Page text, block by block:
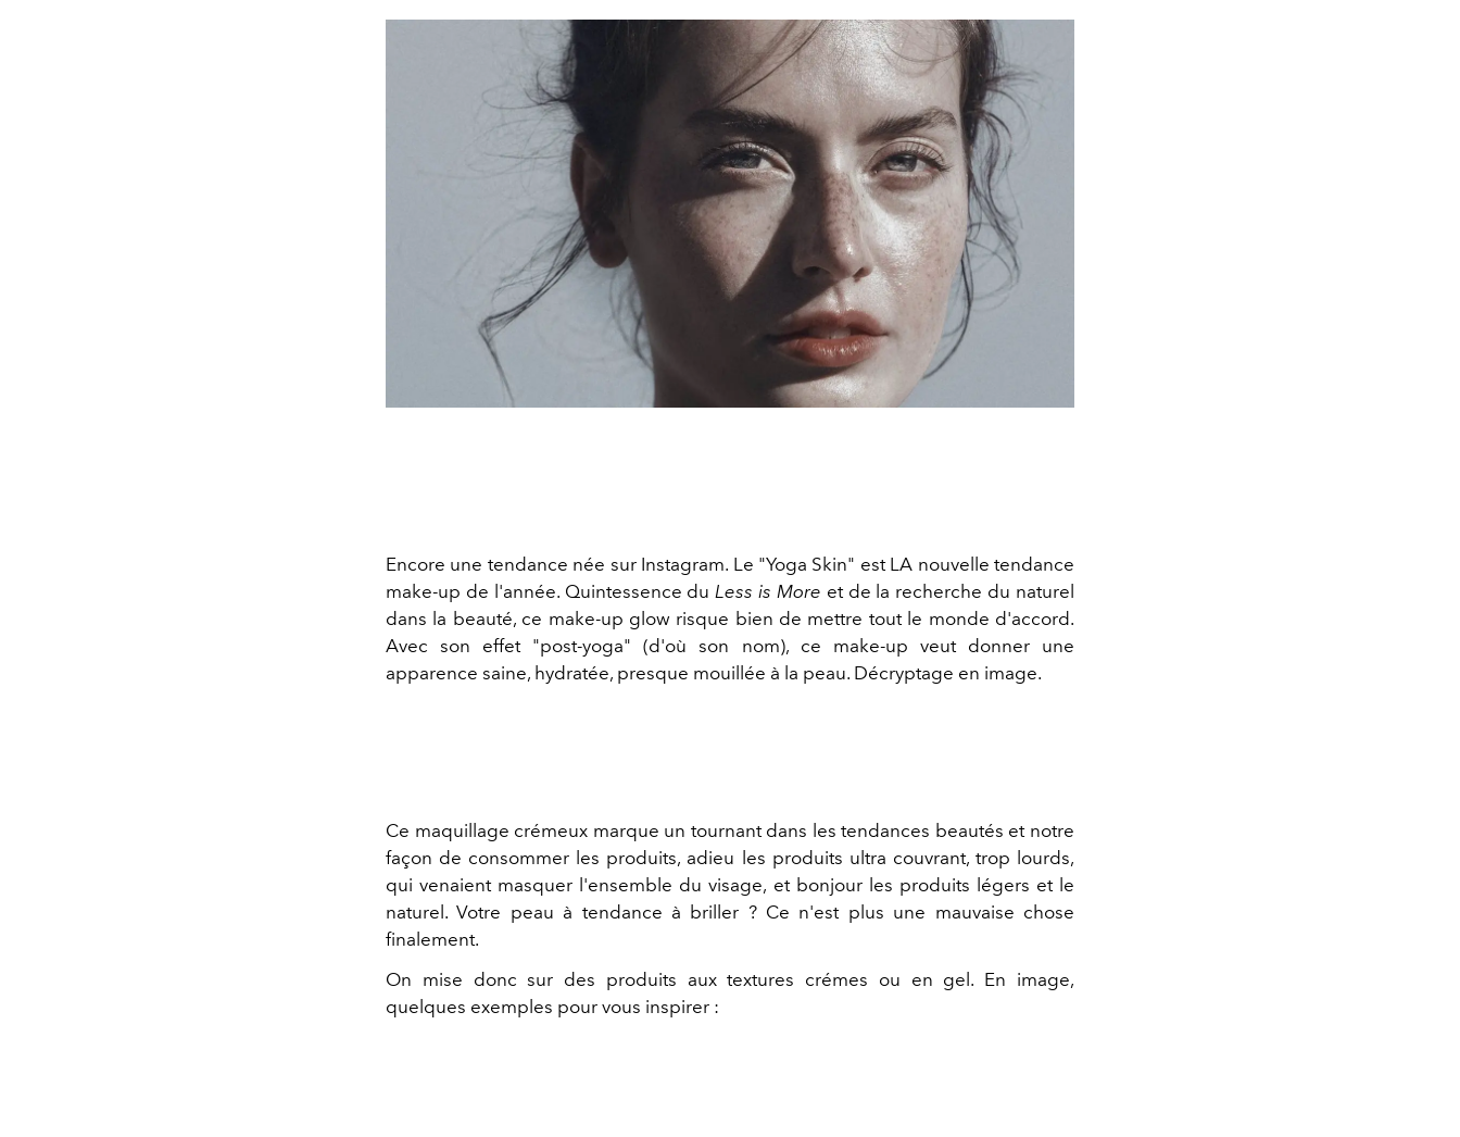
Encore une tendance née sur Instagram. Le "Yoga Skin" est LA nouvelle tendance
make-up de l'année. Quintessence du Less is More et de la recherche du naturel
dans la beauté, ce make-up glow risque bien de mettre tout le monde d'accord.
Avec son effet "post-yoga" (d'où son nom), ce make-up veut donner une
apparence saine, hydratée, presque mouillée à la peau. Décryptage en image.
Ce maquillage crémeux marque un tournant dans les tendances beautés et notre
façon de consommer les produits, adieu les produits ultra couvrant, trop lourds,
qui venaient masquer l'ensemble du visage, et bonjour les produits légers et le
naturel. Votre peau à tendance à briller ? Ce n'est plus une mauvaise chose
finalement.
On mise donc sur des produits aux textures crémes ou en gel. En image,
quelques exemples pour vous inspirer :